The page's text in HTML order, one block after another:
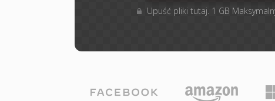
Upuść pliki tutaj. 1 GB